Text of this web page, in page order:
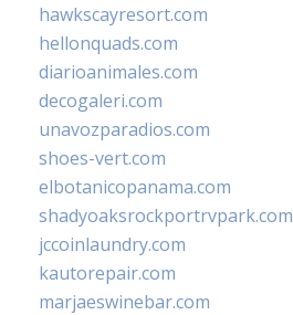
hawkscayresort.com
hellonquads.com
diarioanimales.com
decogaleri.com
unavozparadios.com
shoes-vert.com
elbotanicopanama.com
shadyoaksrockportrvpark.com
jccoinlaundry.com
kautorepair.com
marjaeswinebar.com